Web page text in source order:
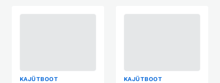
KAJÜTBOOT KAJÜTBOOT